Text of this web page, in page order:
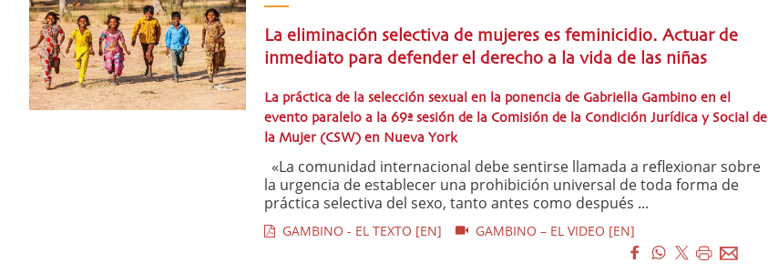
La eliminación selectiva de mujeres es feminicidio. Actuar de
inmediato para defender el derecho a la vida de las niñas
La práctica de la selección sexual en la ponencia de Gabriella Gambino en el
evento paralelo a la 69ª sesión de la Comisión de la Condición Jurídica y Social de
la Mujer (CSW) en Nueva York
«La comunidad internacional debe sentirse llamada a reflexionar sobre
la urgencia de establecer una prohibición universal de toda forma de
práctica selectiva del sexo, tanto antes como después ...
GAMBINO - EL TEXTO [EN] GAMBINO – EL VIDEO [EN]